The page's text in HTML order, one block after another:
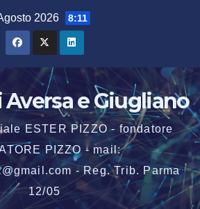
2026 8:11
e Giugliano
ESTER PIZZO - fondatore
PIZZO - mail:
- Reg. Trib. Parma
12/05